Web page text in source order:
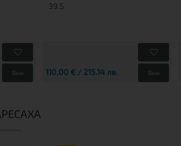
Виж
39.5
110,00 € / 215.14 лв. Виж